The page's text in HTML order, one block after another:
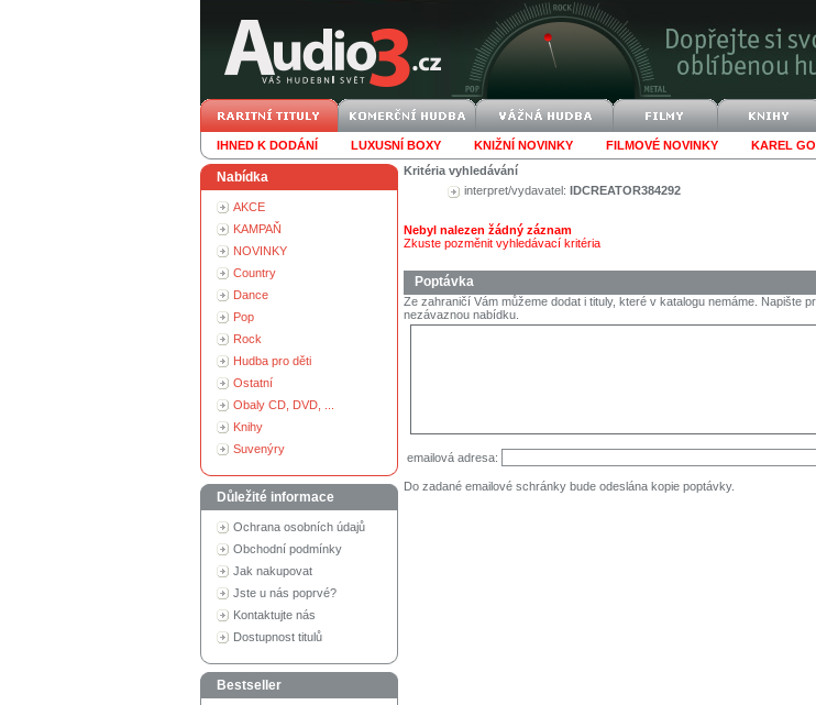
IHNED K DODÁNÍ LUXUSNÍ BOXY KNIŽNÍ NOVINKY FILMOVÉ NOVINKY KAREL
Nabídka
AKCE
KAMPAŇ
NOVINKY
Country
Dance
Pop
Rock
Hudba pro děti
Ostatní
Obaly CD, DVD, ...
Knihy
Suvenýry
Důležité informace
Ochrana osobních údajů
Obchodní podmínky
Jak nakupovat
Jste u nás poprvé?
Kontaktujte nás
Dostupnost titulů
Bestseller
Kritéria vyhledávání
interpret/vydavatel: IDCREATOR384292
Nebyl nalezen žádný záznam
Zkuste pozměnit vyhledávací kritéria
Poptávka
Ze zahraničí Vám můžeme dodat i tituly, které v katalogu nemáme. Napište
nezávaznou nabídku.
emailová adresa:
Do zadané emailové schránky bude odeslána kopie poptávky.